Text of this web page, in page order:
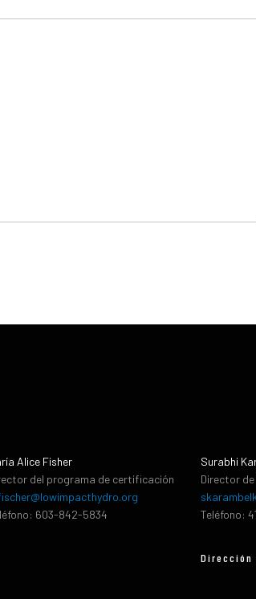
Alice Fisher
del programa de certificación
603-842-5834
Surabhi
Director
Teléfono:
Dirección